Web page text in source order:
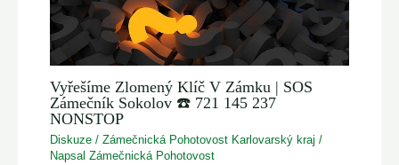
Vyřešíme Zlomený Klíč V Zámku | SOS
Zámečník Sokolov ☎️ 721 145 237
NONSTOP
Diskuze /Zámečnická Pohotovost Karlovarský kraj /
NapsalZámečnická Pohotovost